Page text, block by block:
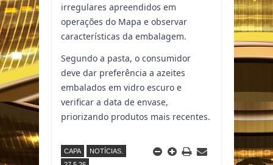
irregulares apreendidos em
operações do Mapa e observar
características da embalagem.
Segundo a pasta, o consumidor
deve dar preferência a azeites
embalados em vidro escuro e
verificar a data de envase,
priorizando produtos mais recentes.
CAPA
NOTÍCIAS.